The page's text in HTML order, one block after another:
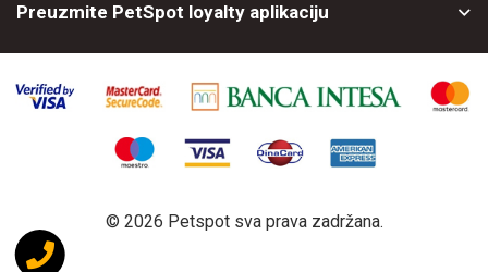
Preuzmite PetSpot loyalty aplikaciju
© 2026 Petspot sva prava zadržana.